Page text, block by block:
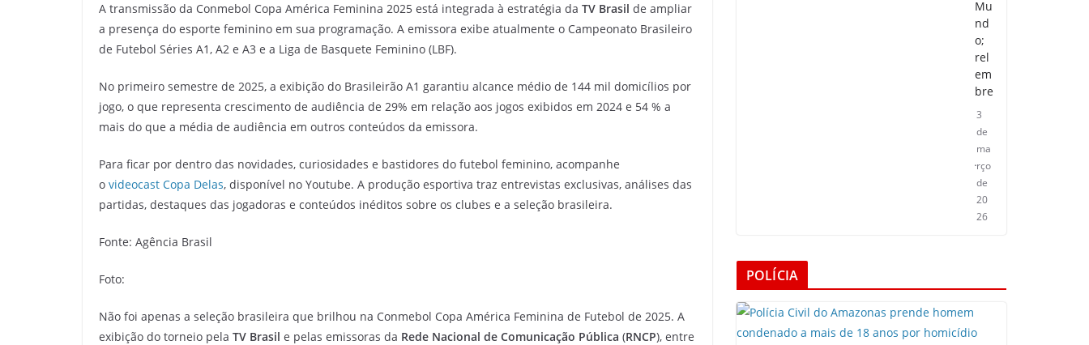
A transmissão da Conmebol Copa América Feminina 2025 está integrada à estratégia da TV Brasil de ampliar
a presença do esporte feminino em sua programação. A emissora exibe atualmente o Campeonato Brasileiro
de Futebol Séries A1, A2 e A3 e a Liga de Basquete Feminino (LBF).
No primeiro semestre de 2025, a exibição do Brasileirão A1 garantiu alcance médio de 144 mil domicílios por
jogo, o que representa crescimento de audiência de 29% em relação aos jogos exibidos em 2024 e 54 % a
mais do que a média de audiência em outros conteúdos da emissora.
Para ficar por dentro das novidades, curiosidades e bastidores do futebol feminino, acompanhe
o videocast Copa Delas, disponível no Youtube. A produção esportiva traz entrevistas exclusivas, análises das
partidas, destaques das jogadoras e conteúdos inéditos sobre os clubes e a seleção brasileira.
Fonte: Agência Brasil
Foto:
Não foi apenas a seleção brasileira que brilhou na Conmebol Copa América Feminina de Futebol de 2025. A
exibição do torneio pela TV Brasil e pelas emissoras da Rede Nacional de Comunicação Pública (RNCP), entre
Mu
nd
o;
rel
em
bre
3
de
ma
rço
de
20
26
POLÍCIA